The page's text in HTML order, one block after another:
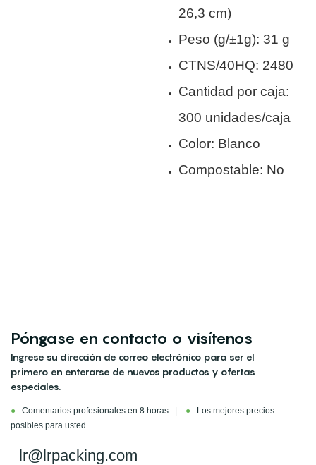
26,3 cm)
Peso (g/±1g): 31 g
CTNS/40HQ: 2480
Cantidad por caja:
300 unidades/caja
Color: Blanco
Compostable: No
Póngase en contacto o visítenos
Ingrese su dirección de correo electrónico para ser el
primero en enterarse de nuevos productos y ofertas
especiales.
● Comentarios profesionales en 8 horas | ●
Los mejores precios
posibles para usted
lr@lrpacking.com